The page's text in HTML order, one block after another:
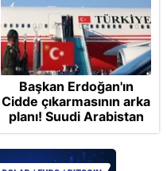
Başkan Erdoğan'ın
Cidde çıkarmasının arka
planı! Suudi Arabistan
ve Pakistan'la Mekke
Anlaşması: "Tel Aviv için
'ölümcül ittifak"